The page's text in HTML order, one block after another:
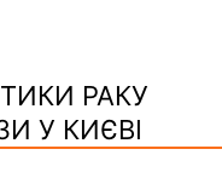
РАКУ
У КИЄВІ